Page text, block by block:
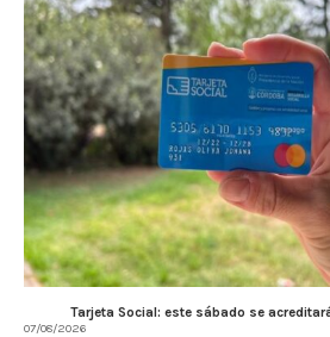
Tarjeta Social: este sábado se
07/08/2026